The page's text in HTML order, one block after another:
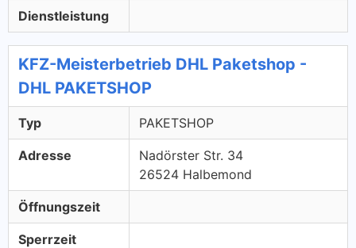
Dienstleistung
KFZ-Meisterbetrieb DHL Paketshop -
DHL PAKETSHOP
Typ PAKETSHOP
Adresse
Nadörster Str. 34
26524 Halbemond
Öffnungszeit
Sperrzeit